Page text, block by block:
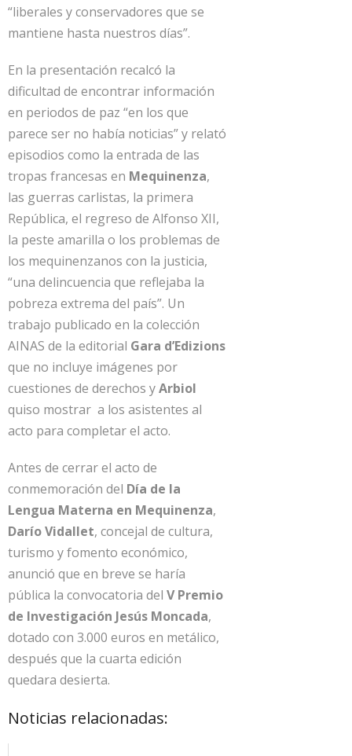
“liberales y conservadores que se
mantiene hasta nuestros días”.
En la presentación recalcó la
dificultad de encontrar información
en periodos de paz “en los que
parece ser no había noticias” y relató
episodios como la entrada de las
tropas francesas en Mequinenza,
las guerras carlistas, la primera
República, el regreso de Alfonso XII,
la peste amarilla o los problemas de
los mequinenzanos con la justicia,
“una delincuencia que reflejaba la
pobreza extrema del país”. Un
trabajo publicado en la colección
AINAS de la editorial Gara d’Edizions
que no incluye imágenes por
cuestiones de derechos yArbiol
quiso mostrar a los asistentes al
acto para completar el acto.
Antes de cerrar el acto de
conmemoración del Día de la
Lengua Materna en Mequinenza,
Darío Vidallet, concejal de cultura,
turismo y fomento económico,
anunció que en breve se haría
pública la convocatoria del V Premio
de Investigación Jesús Moncada,
dotado con 3.000 euros en metálico,
después que la cuarta edición
quedara desierta.
Noticias relacionadas: